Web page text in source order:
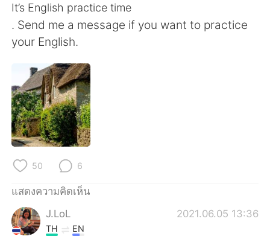
English
繁體中文
العربية
Deutsch
한국어
Türkçe
It’s English practice time
. Send me a message if you want to practice
your English.
50 6
แสดงความคิดเห็น
J.LoL
2021.06.05 13:36
TH EN